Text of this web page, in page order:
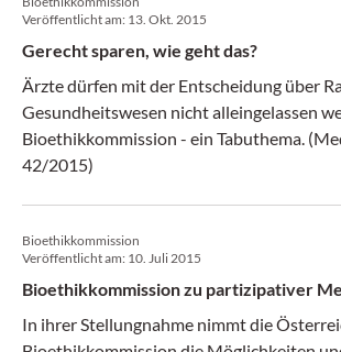
Veröffentlicht am: 13. Okt. 2015
Gerecht sparen, wie geht das?
Ärzte dürfen mit der Entscheidung über
Gesundheitswesen nicht alleingelassen
Bioethikkommission - ein Tabuthema.
42/2015)
Bioethikkommission
Veröffentlicht am: 10. Juli 2015
Bioethikkommission zu partizipativer
In ihrer Stellungnahme nimmt die